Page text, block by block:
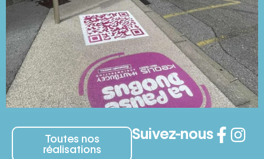
Toutes nos
réalisations
Suivez-nous